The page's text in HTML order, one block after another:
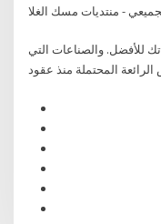
فيه حياتك للأفضل. والصناعات التي